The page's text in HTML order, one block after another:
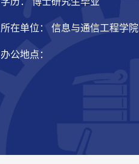
所在单位： 信息与通信工程学院
办公地点：